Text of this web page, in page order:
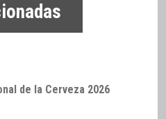
de la Cerveza 2026